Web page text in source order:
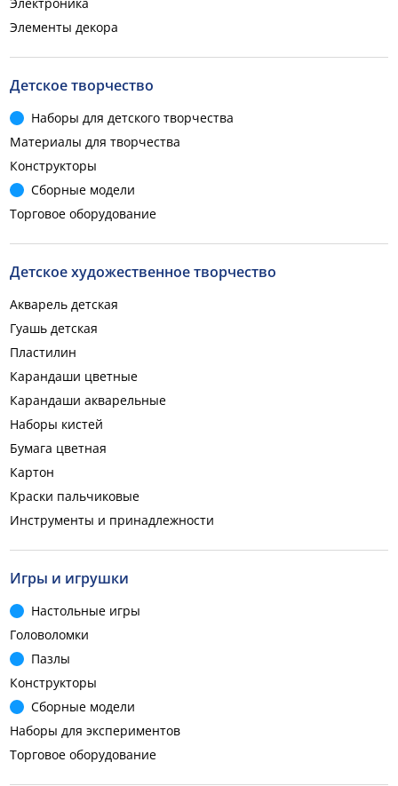
Элементы декора
Детское творчество
Наборы для детского творчества
Материалы для творчества
Конструкторы
Сборные модели
Торговое оборудование
Детское художественное творчество
Акварель детская
Гуашь детская
Пластилин
Карандаши цветные
Карандаши акварельные
Наборы кистей
Бумага цветная
Картон
Краски пальчиковые
Инструменты и принадлежности
Игры и игрушки
Настольные игры
Головоломки
Пазлы
Конструкторы
Сборные модели
Наборы для экспериментов
Торговое оборудование